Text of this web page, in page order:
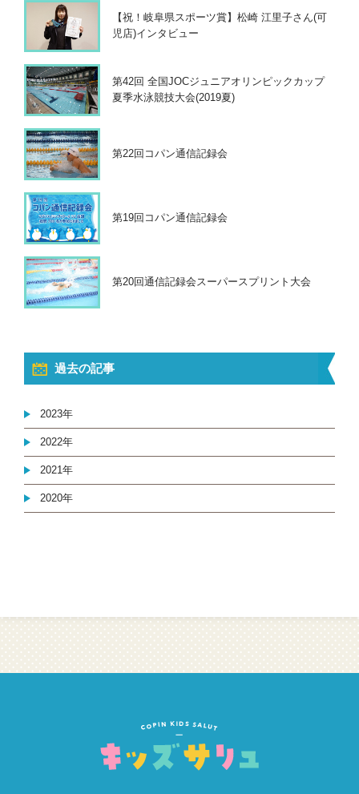
【祝！岐阜県スポーツ賞】松崎 江里子さん(可
児店)インタビュー
第42回 全国JOCジュニアオリンピックカップ
夏季水泳競技大会(2019夏)
第22回コパン通信記録会
第19回コパン通信記録会
第20回通信記録会スーパースプリント大会
過去の記事
2023年
2022年
2021年
2020年